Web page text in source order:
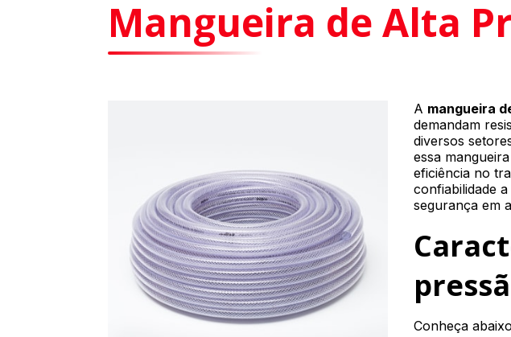
Mangueira de Alta
A mangueira
demandam
diversos
essa
eficiência no
confiabilidade
segurança em
Conheça